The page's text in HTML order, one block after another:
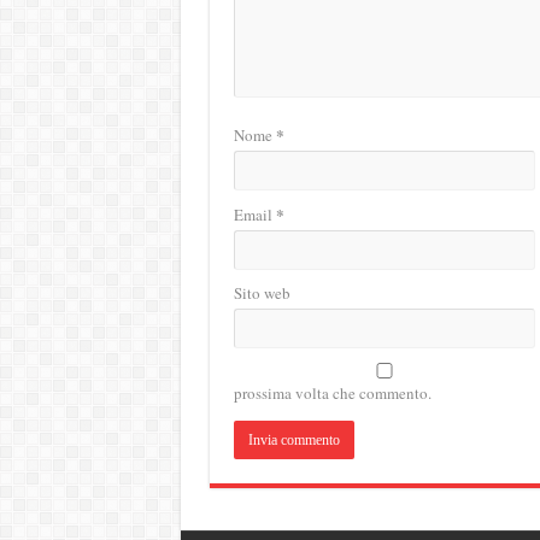
Nome *
Email *
Sito web
prossima volta che commento.